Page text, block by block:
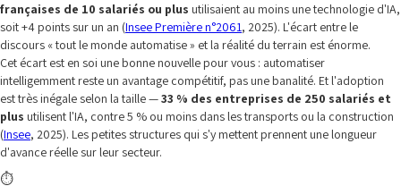
françaises de 10 salariés ou plus utilisaient au moins une technologie d'IA,
soit +4 points sur un an (Insee Première n°2061, 2025). L'écart entre le
discours « tout le monde automatise » et la réalité du terrain est énorme.
Cet écart est en soi une bonne nouvelle pour vous : automatiser
intelligemment reste un avantage compétitif, pas une banalité. Et l'adoption
est très inégale selon la taille —33 % des entreprises de 250 salariés et
plus utilisent l'IA, contre 5 % ou moins dans les transports ou la construction
(Insee, 2025). Les petites structures qui s'y mettent prennent une longueur
d'avance réelle sur leur secteur.
⏱️